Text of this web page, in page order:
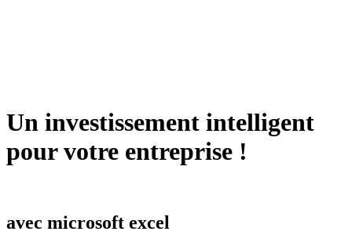
Un investissement intelligent
pour votre entreprise !
avec microsoft excel